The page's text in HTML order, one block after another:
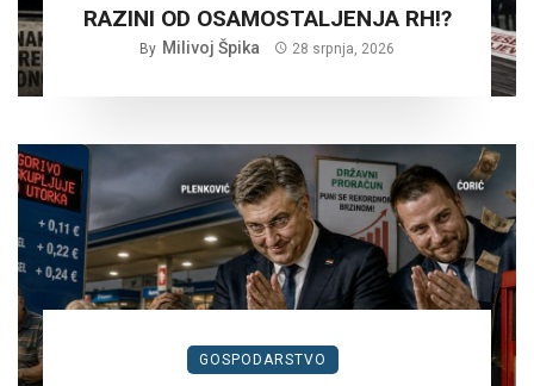
RAZINI OD OSAMOSTALJENJA RH!?
By Milivoj Špika 28 srpnja, 2026
GOSPODARSTVO